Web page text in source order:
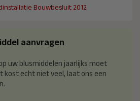
Bouwbesluit 2012
aanvragen
uw blusmiddelen jaarlijks moet
kost echt niet veel, laat ons een